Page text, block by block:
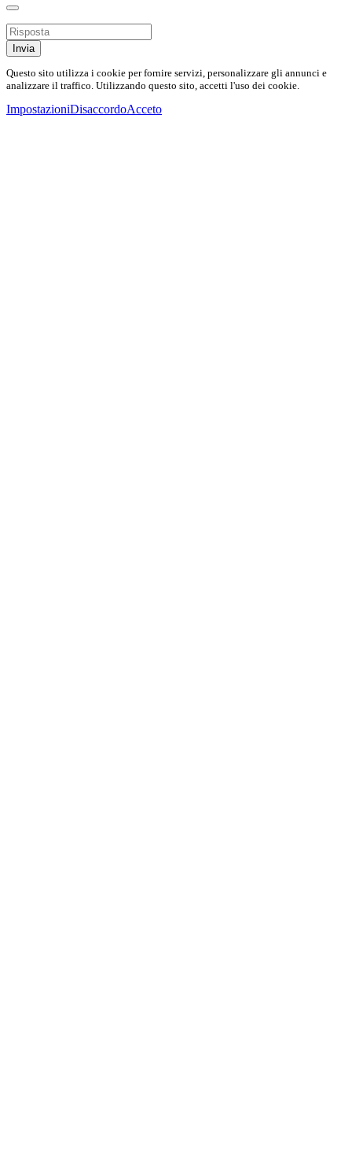
Invia
Questo sito utilizza i cookie per fornire servizi, personalizzare gli annunci e
analizzare il traffico. Utilizzando questo sito, accetti l'uso dei cookie.
ImpostazioniDisaccordoAcceto